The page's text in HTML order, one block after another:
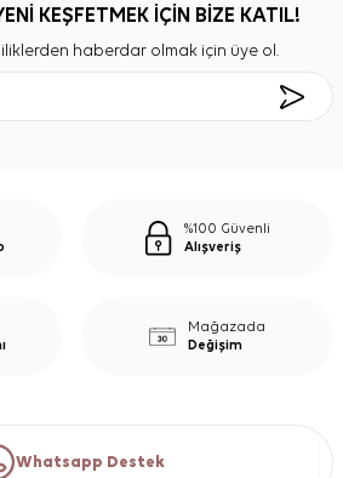
KEŞFETMEK İÇİN BİZE KATIL!
haberdar olmak için üye ol.
%100 Güvenli
Alışveriş
Mağazada
Değişim
Whatsapp Destek